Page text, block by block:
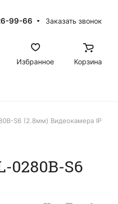
99-66 Заказать звонок
Избранное Корзина
S6 (2.8мм) Видеокамера IP
0280B-S6